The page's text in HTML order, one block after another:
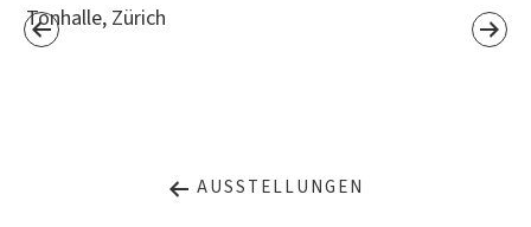
Tonhalle, Zürich
AUSSTELLUNGEN